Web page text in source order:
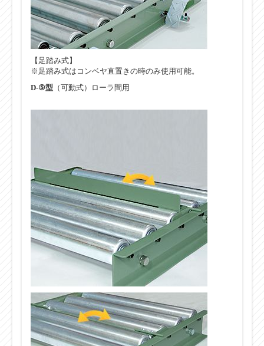
【足踏み式】
※足踏み式はコンベヤ直置きの時のみ使用可能。
D-⑤型 （可動式）ローラ間用